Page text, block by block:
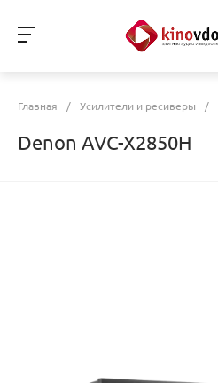
Главная / Усилители и ресиверы /
Denon AVC-X2850H